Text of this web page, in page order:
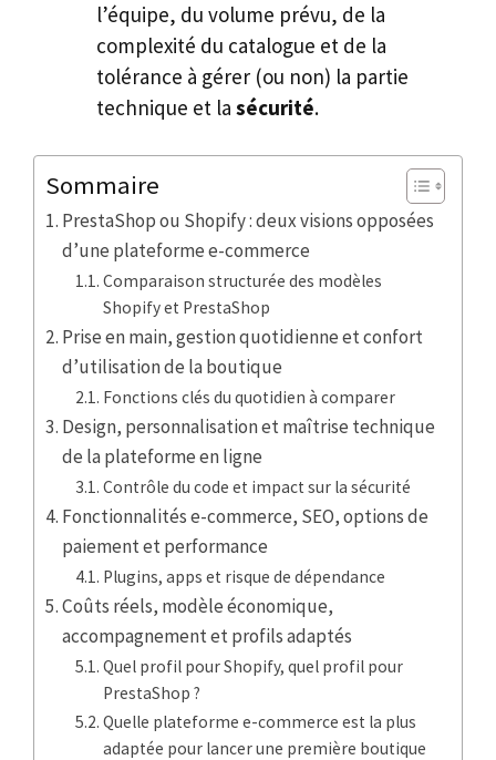
l’équipe, du volume prévu, de la
complexité du catalogue et de la
tolérance à gérer (ou non) la partie
technique et la sécurité.
Sommaire
PrestaShop ou Shopify : deux visions opposées
d’une plateforme e-commerce
Comparaison structurée des modèles
Shopify et PrestaShop
Prise en main, gestion quotidienne et confort
d’utilisation de la boutique
Fonctions clés du quotidien à comparer
Design, personnalisation et maîtrise technique
de la plateforme en ligne
Contrôle du code et impact sur la sécurité
Fonctionnalités e-commerce, SEO, options de
paiement et performance
Plugins, apps et risque de dépendance
Coûts réels, modèle économique,
accompagnement et profils adaptés
Quel profil pour Shopify, quel profil pour
PrestaShop ?
Quelle plateforme e-commerce est la plus
adaptée pour lancer une première boutique